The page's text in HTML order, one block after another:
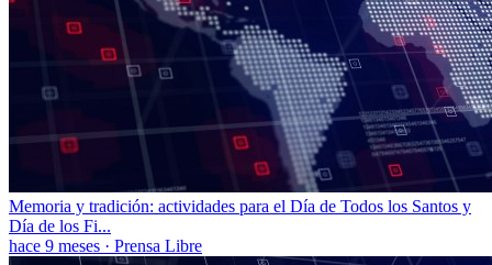
Memoria y tradición: actividades para el Día de Todos los Santos y
Día de los Fi...
hace 9 meses · Prensa Libre